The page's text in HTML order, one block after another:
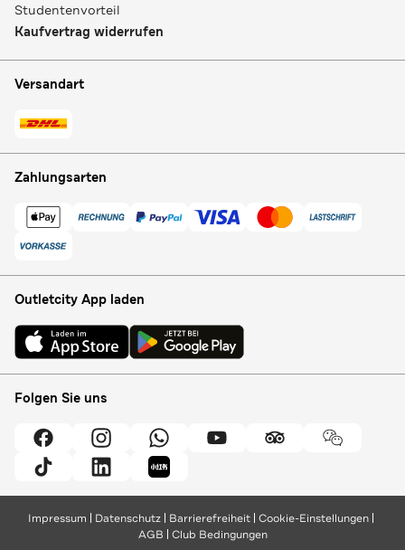
Studentenvorteil
Kaufvertrag widerrufen
Versandart
Zahlungsarten
Outletcity App laden
Folgen Sie uns
Impressum Datenschutz Barrierefreiheit Cookie-Einstellungen
AGB
Club Bedingungen